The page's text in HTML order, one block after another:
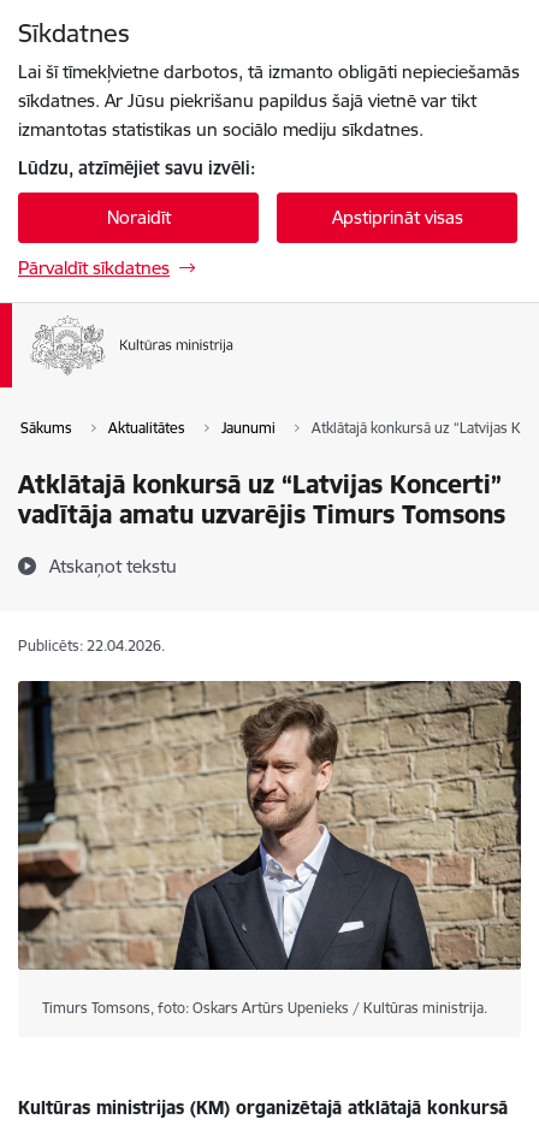
Sīkdatnes
Lai šī tīmekļvietne darbotos, tā izmanto obligāti nepieciešamās
sīkdatnes. Ar Jūsu piekrišanu papildus šajā vietnē var tikt
izmantotas statistikas un sociālo mediju sīkdatnes.
Lūdzu, atzīmējiet savu izvēli:
Noraidīt Apstiprināt visas
Pārvaldīt sīkdatnes
Sākums Aktualitātes Jaunumi Atklātajā konkursā uz “Latvijas
Atklātajā konkursā uz “Latvijas Koncerti”
vadītāja amatu uzvarējis Timurs Tomsons
Atskaņot tekstu
Publicēts: 22.04.2026.
Timurs Tomsons, foto: Oskars Artūrs Upenieks / Kultūras ministrija.
Kultūras ministrijas (KM) organizētajā atklātajā konkursā